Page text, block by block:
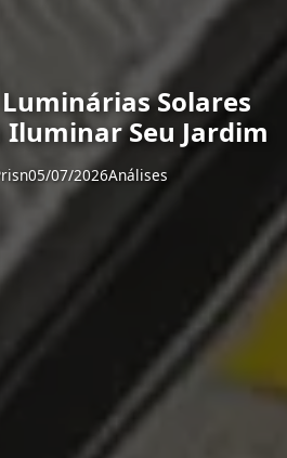
Solares
Seu Jardim
05/07/2026Análises